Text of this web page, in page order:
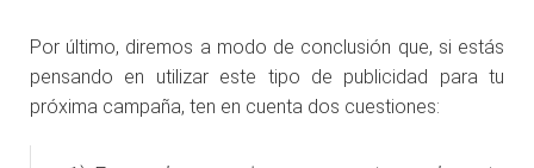
Por último, diremos a modo de conclusión que, si estás
pensando en utilizar este tipo de publicidad para tu
próxima campaña, ten en cuenta dos cuestiones: